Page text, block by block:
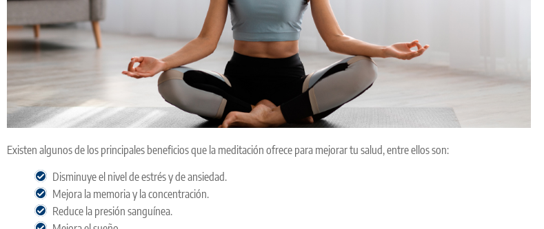
Existen algunos de los principales beneficios que la meditación ofrece para mejorar tu salud, entre ellos son:
Disminuye el nivel de estrés y de ansiedad.
Mejora la memoria y la concentración.
Reduce la presión sanguínea.